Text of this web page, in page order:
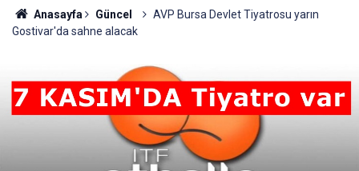
Anasayfa Güncel
AVP Bursa Devlet Tiyatrosu yarın
Gostivar'da sahne alacak